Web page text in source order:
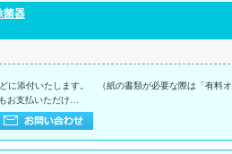
器
に添付いたします。 （紙の書類が必要な際は「有料オ
お支払いただけ…